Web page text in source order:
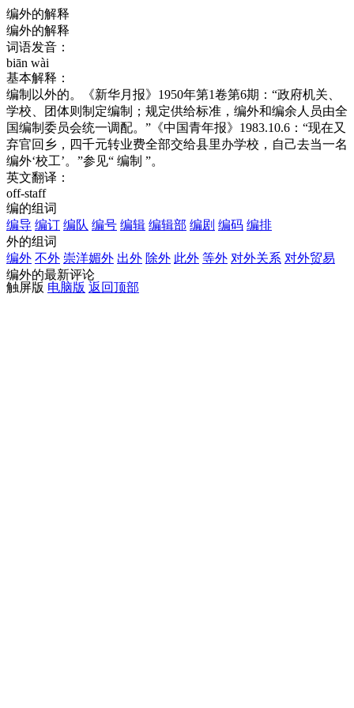
编外的解释
编外的解释
词语发音：
biān wài
基本解释：
编制以外的。《新华月报》1950年第1卷第6期：“政府机关、
学校、团体则制定编制；规定供给标准，编外和编余人员由全
国编制委员会统一调配。”《中国青年报》1983.10.6：“现在又
弃官回乡，四千元转业费全部交给县里办学校，自己去当一名
编外‘校工’。”参见“ 编制 ”。
英文翻译：
off-staff
编的组词
编导 编订 编队 编号 编辑 编辑部 编剧 编码 编排
外的组词
编外 不外 崇洋媚外 出外 除外 此外 等外 对外关系 对外贸易
编外的最新评论
触屏版 电脑版 返回顶部